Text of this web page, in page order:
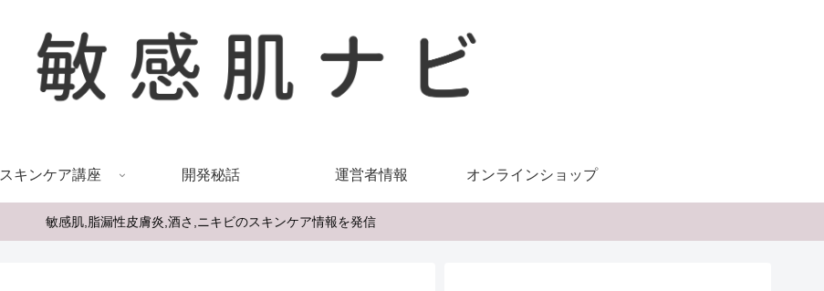
スキンケア講座 開発秘話 運営者情報 オンラインショップ
敏感肌,脂漏性皮膚炎,酒さ,ニキビのスキンケア情報を発信